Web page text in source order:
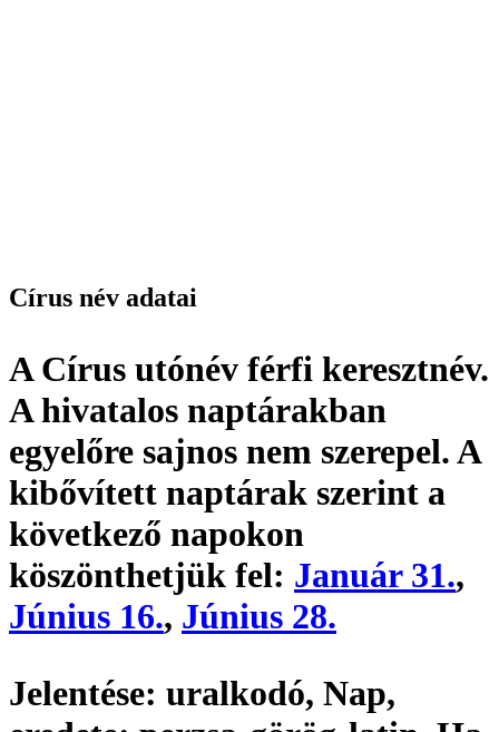
Círus név adatai
A Círus utónév férfi keresztnév.
A hivatalos naptárakban
egyelőre sajnos nem szerepel. A
kibővített naptárak szerint a
következő napokon
köszönthetjük fel: Január 31.,
Június 16., Június 28.
Jelentése: uralkodó, Nap,